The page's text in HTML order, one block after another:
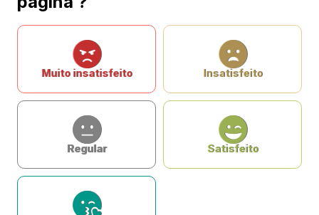
Muito insatisfeito Insatisfeito
Regular Satisfeito